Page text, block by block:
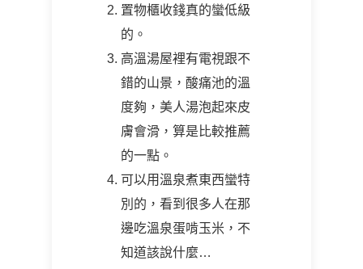
置物櫃收錢真的蠻低級
的。
高溫湯屋裡有電視跟不
錯的山景，酸痛池的溫
度夠，美人湯泡起來皮
膚會滑，算是比較推薦
的一點。
可以用溫泉煮東西蠻特
別的，看到很多人在那
邊吃溫泉蛋啃玉米，不
知道該說什麼…